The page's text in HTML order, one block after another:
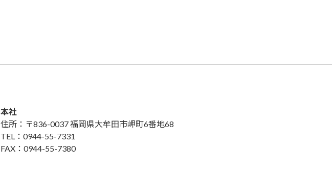
本社
住所：〒836-0037 福岡県大牟田市岬町6番地68
TEL：0944-55-7331
FAX：0944-55-7380